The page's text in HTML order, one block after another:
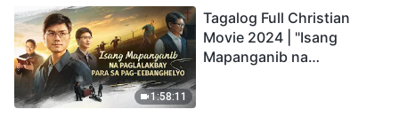
1:58:11
Tagalog Full Christian
Movie 2024 | "Isang
Mapanganib na